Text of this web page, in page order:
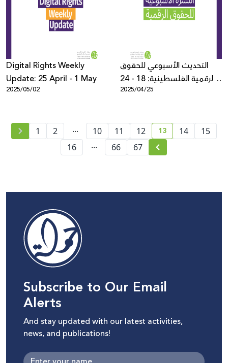
Digital Rights Weekly
Update: 25 April - 1 May
2025/05/02
التحديث الأسبوعي للحقوق
الرقمية الفلسطينية: 18 - 24
نيسان
2025/04/25
1 2 ... 10 11 12 current page
13 14
15
16
... 66 67
Subscribe to Our Email
Alerts
And stay updated with our latest activities,
news, and publications!